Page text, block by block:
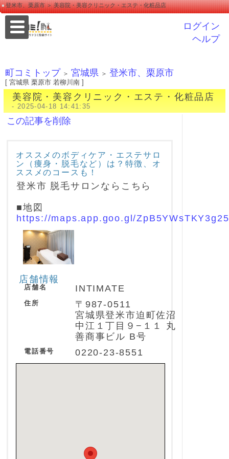
登米市、栗原市 ＞ 美容院・美容クリニック・エステ・化粧品店
ログイン
ヘルプ
町コミトップ ＞ 宮城県 ＞ 登米市、栗原市
[ 宮城県 栗原市 若柳川南 ]
美容院・美容クリニック・エステ・化粧品店
- 2025-04-18 14:41:35
この記事を削除
オススメのボディケア・エステサロ
ン（痩身・脱毛など）は？特徴、オ
ススメのコースも！
登米市 脱毛サロンならこちら
■地図
https://maps.app.goo.gl/
店舗情報
店舗名 INTIMATE
住所
〒987-0511
宮城県登米市迫町佐沼
中江１丁目９−１１ 丸
善商事ビル B号
電話番号 0220-23-8551